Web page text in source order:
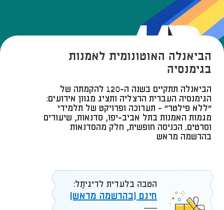
הביאנלה האוטונומית לאמנות
בגימנסיה
הביאנלה תתקיים בשנה ה-120 להקמתה של
הגימנסיה העברית הרצליה ותציג מגוון אירועים:
"ללא פילטר" - תערוכה ופרויקט של תלמידי
מגמות האמנות בתל אביב-יפו, סדנאות, שיעורים
וסרטים. הכניסה חופשית, חלק מהסדנאות
בהרשמה מראש
הטבה בלעדית לדיגיתֵל:
חינם (בהרשמה מראש)